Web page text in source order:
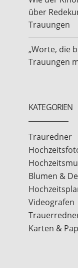
über
Trauungen
„Worte, die
Trauungen
KATEGORIEN
Trauredner
Blumen &
Videografen
Karten &